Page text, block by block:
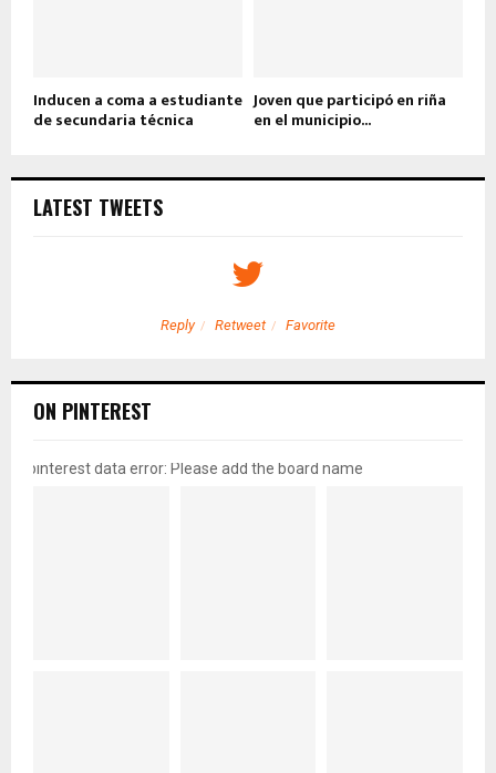
Inducen a coma a estudiante
de secundaria técnica
Joven que participó en riña
en el municipio...
LATEST TWEETS
Reply Retweet Favorite
ON PINTEREST
pinterest data error: Please add the board name